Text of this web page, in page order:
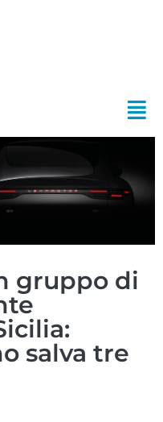
gruppo di
salva tre